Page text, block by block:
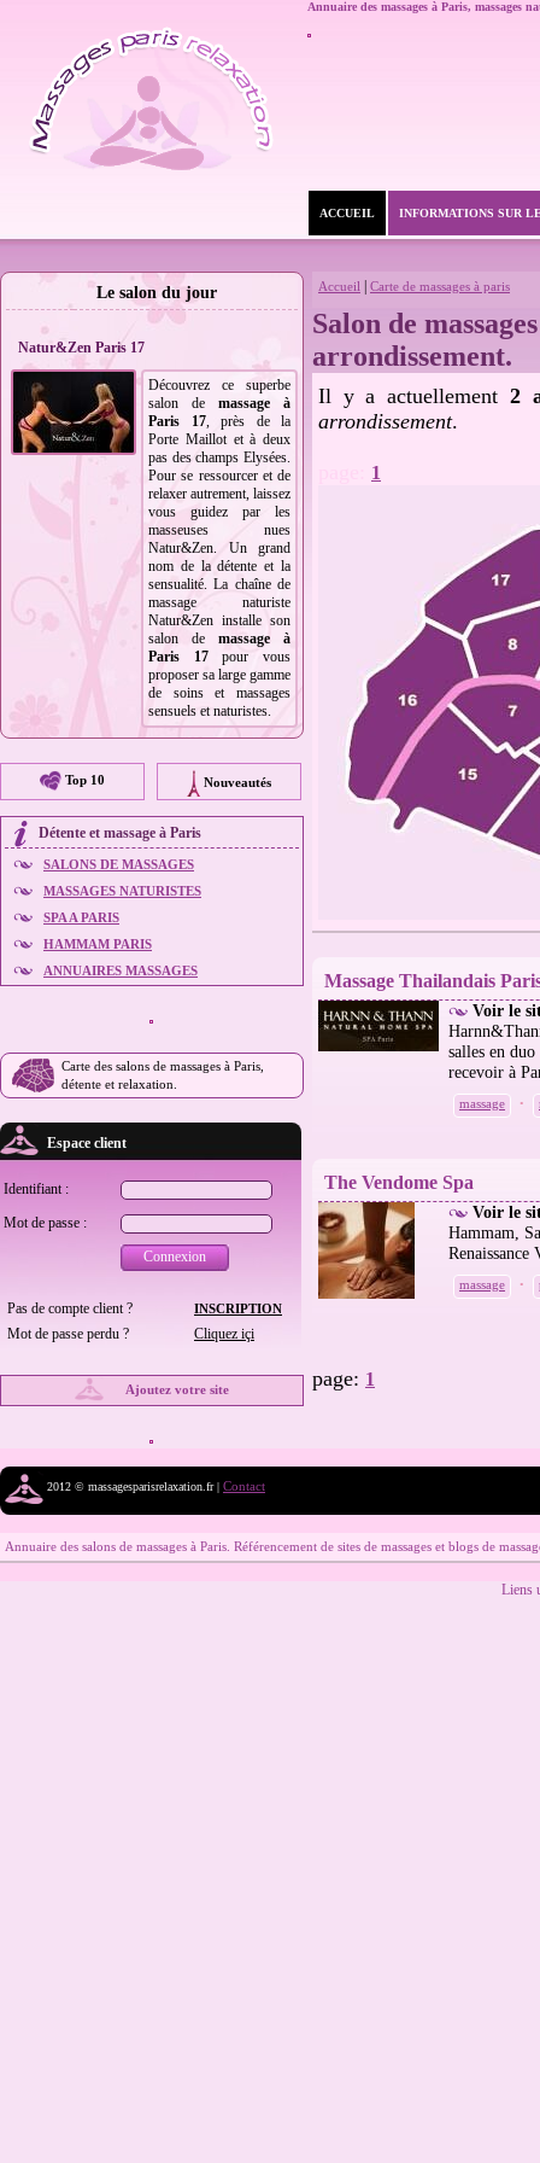
Annuaire des massages à Paris, massages
ACCUEIL INFORMATIONS SUR
Le salon du jour
Natur&Zen Paris 17
Découvrez ce superbe
salon de massage à
Paris 17, près de la
Porte Maillot et à deux
pas des champs Elysées.
Pour se ressourcer et de
relaxer autrement, laissez
vous guidez par les
masseuses nues
Natur&Zen. Un grand
nom de la détente et la
sensualité. La chaîne de
massage naturiste
Natur&Zen installe son
salon de massage à
Paris 17pour vous
proposer sa large gamme
de soins et massages
sensuels et naturistes.
Top 10 Nouveautés
Détente et massage à Paris
SALONS DE MASSAGES
MASSAGES NATURISTES
SPA A PARIS
HAMMAM PARIS
ANNUAIRES MASSAGES
Carte des salons de massages à Paris,
détente et relaxation.
Espace client
Identifiant :
Mot de passe :
Connexion
Pas de compte client ? INSCRIPTION
Mot de passe perdu ? Cliquez içi
Ajoutez votre site
Accueil Carte de massages à paris
Salon de
arrondissement.
Il y a actuellement 2
arrondissement.
1
Massage Thailandais
Voir le
salles en
recevoir à
massage •
The Vendome Spa
Voir le
Hammam,
Renaissance
massage •
page: 1
2012 © massagesparisrelaxation.fr | Contact
Annuaire des salons de massages à Paris. Référencement de sites de massages et blogs de
Liens